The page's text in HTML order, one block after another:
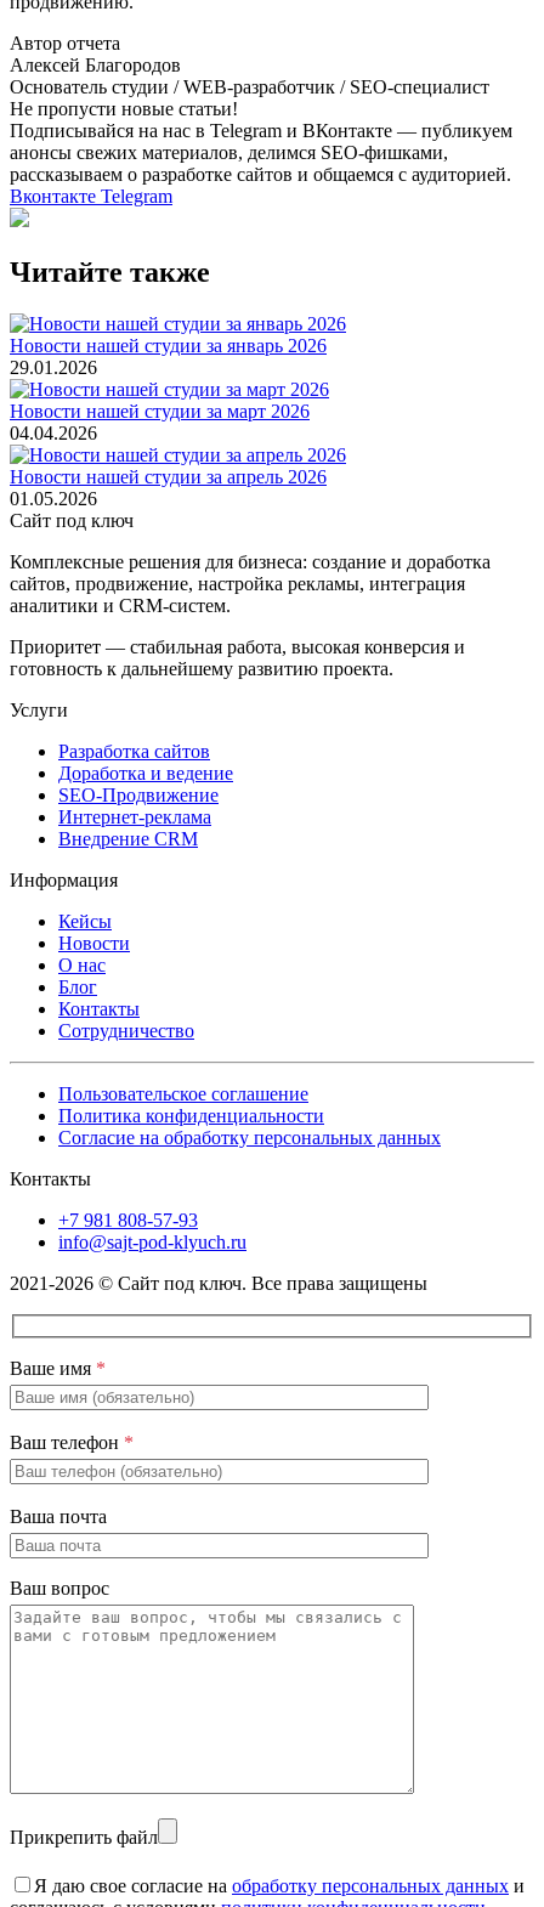
Автор отчета
Алексей Благородов
Основатель студии / WEB-разработчик / SEO-специалист
Не пропусти новые статьи!
Подписывайся на нас в Telegram и ВКонтакте — публикуем
анонсы свежих материалов, делимся SEO-фишками,
рассказываем о разработке сайтов и общаемся с аудиторией.
Вконтакте Telegram
Читайте также
Новости нашей студии за январь 2026
29.01.2026
Новости нашей студии за март 2026
04.04.2026
Новости нашей студии за апрель 2026
01.05.2026
Сайт под ключ
Комплексные решения для бизнеса: создание и доработка
сайтов, продвижение, настройка рекламы, интеграция
аналитики и CRM-систем.
Приоритет — стабильная работа, высокая конверсия и
готовность к дальнейшему развитию проекта.
Услуги
Разработка сайтов
Доработка и ведение
SEO-Продвижение
Интернет-реклама
Внедрение CRM
Информация
Кейсы
Новости
О нас
Блог
Контакты
Сотрудничество
Пользовательское соглашение
Политика конфиденциальности
Согласие на обработку персональных данных
Контакты
+7 981 808-57-93
info@sajt-pod-klyuch.ru
2021-2026 © Сайт под ключ. Все права защищены
Ваше имя *
Ваш телефон *
Ваша почта
Ваш вопрос
Прикрепить файл
Я даю свое согласие на обработку персональных данных и